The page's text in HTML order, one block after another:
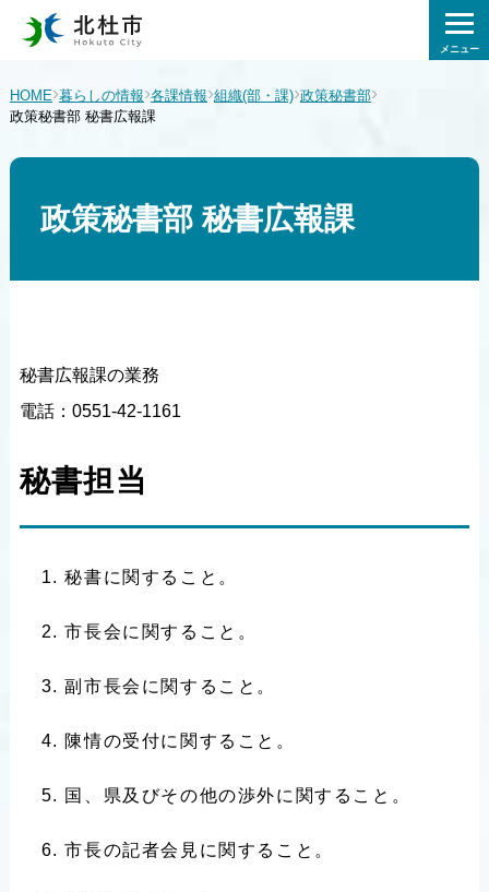
メニュー
HOME›暮らしの情報›各課情報›組織(部・課)›政策秘書部›
政策秘書部 秘書広報課
政策秘書部 秘書広報課
秘書広報課の業務
電話：0551-42-1161
秘書担当
秘書に関すること。
市長会に関すること。
副市長会に関すること。
陳情の受付に関すること。
国、県及びその他の渉外に関すること。
市長の記者会見に関すること。